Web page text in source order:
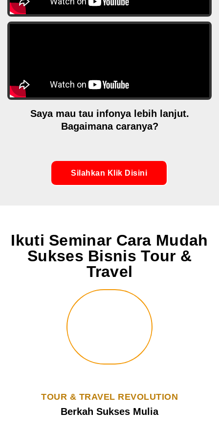
Saya mau tau infonya lebih lanjut.
Bagaimana caranya?
Silahkan Klik Disini
Ikuti Seminar Cara Mudah
Sukses Bisnis Tour &
Travel
TOUR & TRAVEL REVOLUTION
Berkah Sukses Mulia